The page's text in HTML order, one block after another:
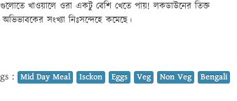
খাওয়ালে ওরা একটু বেশি খেতে পায়! লকডাউনের তিক্ত
সংখ্যা নিঃসন্দেহে কমেছে।
: Mid Day Meal Isckon Eggs Veg Non Veg Bengali